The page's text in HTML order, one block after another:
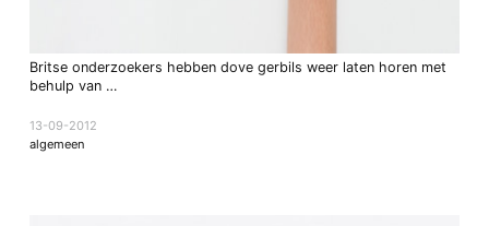
Britse onderzoekers hebben dove gerbils weer laten horen met
behulp van …
13-09-2012
algemeen